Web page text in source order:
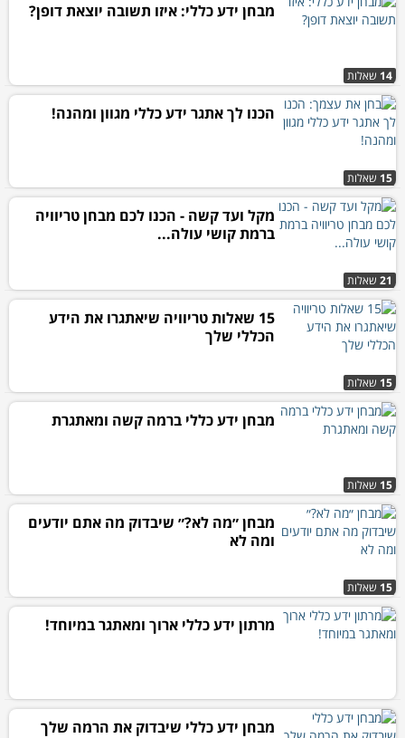
14 שאלות
מבחן ידע כללי: איזו תשובה יוצאת דופן?
15 שאלות
הכנו לך אתגר ידע כללי מגוון ומהנה!
21 שאלות
מקל ועד קשה - הכנו לכם מבחן טריוויה
ברמת קושי עולה...
15 שאלות
15 שאלות טריוויה שיאתגרו את הידע
הכללי שלך
15 שאלות
מבחן ידע כללי ברמה קשה ומאתגרת
15 שאלות
מבחן ״מה לא?״ שיבדוק מה אתם יודעים
ומה לא
מרתון ידע כללי ארוך ומאתגר במיוחד!
מבחן ידע כללי שיבדוק את הרמה שלך